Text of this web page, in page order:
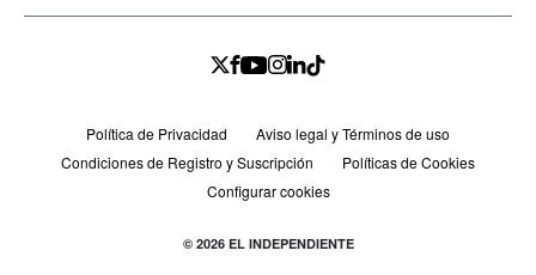
Política de Privacidad
Aviso legal y Términos de uso
Condiciones de Registro y Suscripción
Políticas de Cookies
Configurar cookies
© 2026 EL INDEPENDIENTE